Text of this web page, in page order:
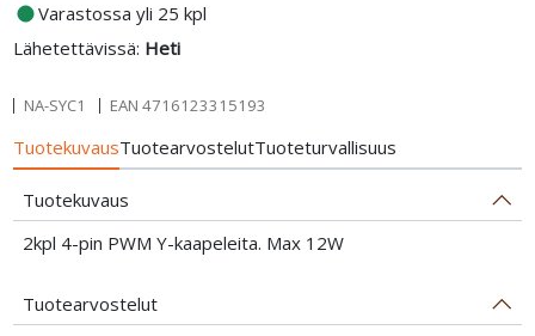
fiber_manual_recordVarastossa yli 25 kpl
Lähetettävissä: Heti
NA-SYC1 EAN 4716123315193
TuotekuvausTuotearvostelutTuoteturvallisuus
Tuotekuvaus
2kpl 4-pin PWM Y-kaapeleita. Max 12W
Tuotearvostelut